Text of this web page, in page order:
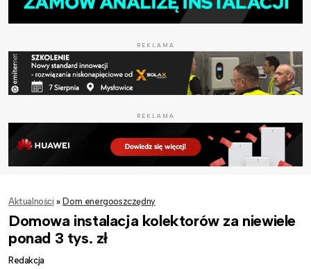
REKLAMA
REKLAMA
Aktualności » Dom energooszczędny
Domowa instalacja kolektorów za niewiele
ponad 3 tys. zł
Redakcja